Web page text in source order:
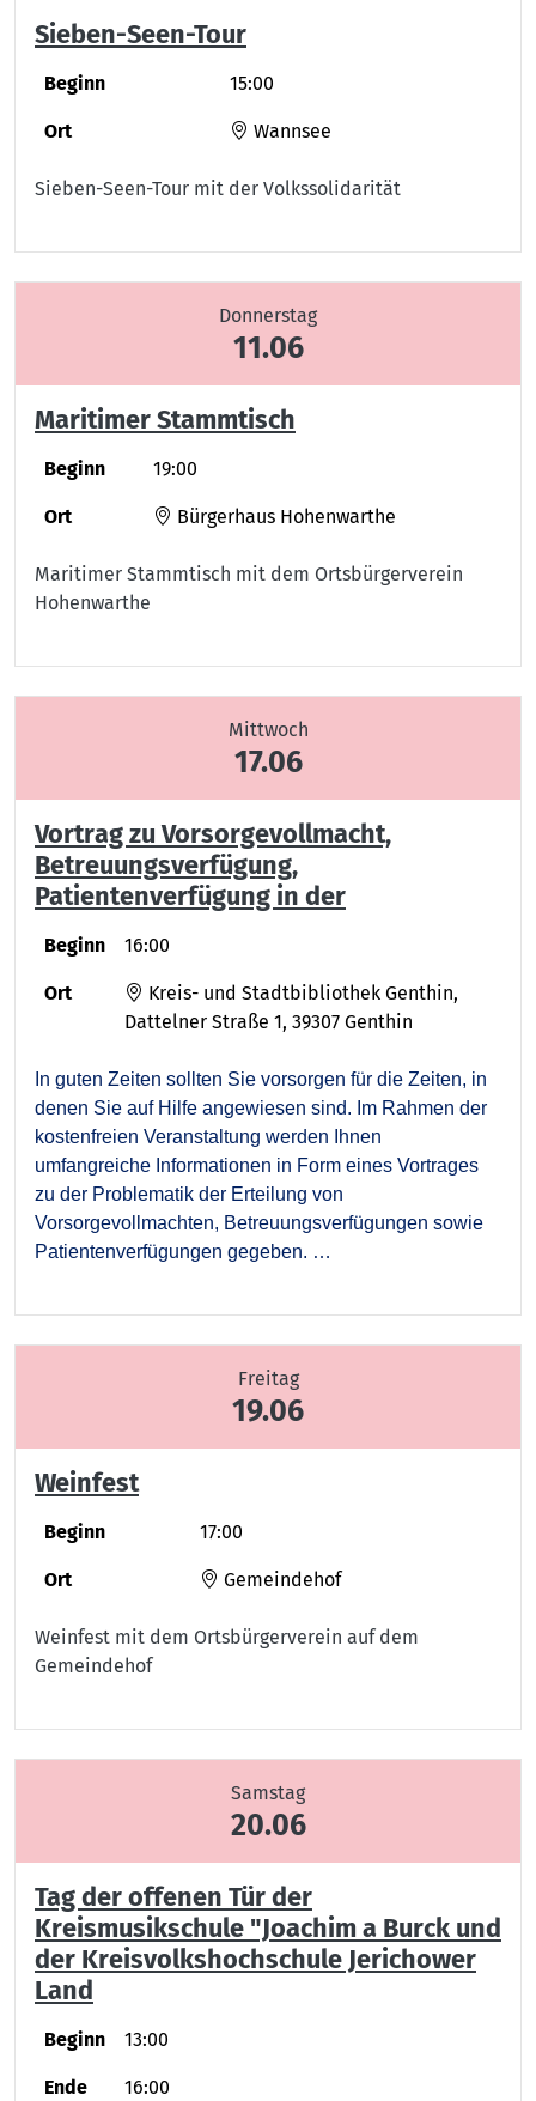
Sieben-Seen-Tour
Beginn 15:00
Ort Wannsee
Sieben-Seen-Tour mit der Volkssolidarität
Donnerstag
11.06
Maritimer Stammtisch
Beginn 19:00
Ort Bürgerhaus Hohenwarthe
Maritimer Stammtisch mit dem Ortsbürgerverein
Hohenwarthe
Mittwoch
17.06
Vortrag zu Vorsorgevollmacht,
Betreuungsverfügung,
Patientenverfügung in der
Beginn 16:00
Ort
Kreis- und Stadtbibliothek Genthin,
Dattelner Straße 1, 39307 Genthin
In guten Zeiten sollten Sie vorsorgen für die Zeiten, in
denen Sie auf Hilfe angewiesen sind. Im Rahmen der
kostenfreien Veranstaltung werden Ihnen
umfangreiche Informationen in Form eines Vortrages
zu der Problematik der Erteilung von
Vorsorgevollmachten, Betreuungsverfügungen sowie
Patientenverfügungen gegeben. …
Freitag
19.06
Weinfest
Beginn 17:00
Ort Gemeindehof
Weinfest mit dem Ortsbürgerverein auf dem
Gemeindehof
Samstag
20.06
Tag der offenen Tür der
Kreismusikschule "Joachim a Burck und
der Kreisvolkshochschule Jerichower
Land
Beginn 13:00
Ende 16:00